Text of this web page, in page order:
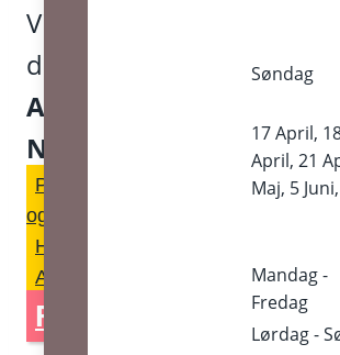
Søndag
17 April,
April, 21
Maj, 5
Mandag -
Fredag
Lørdag -
Vi glæder os til at se dig til
den 26. juni med
MEDINA
Annika
Nikolajsen
Program
og drikke
Handicapforhold
Ankomst i båd
Sortering
Forudbestil mad her